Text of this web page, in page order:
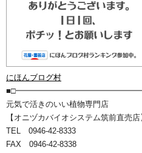
にほんブログ村
元気で活きのいい植物専門店
【オニヅカバイオシステム筑前直売店
TEL 0946-42-8333
FAX 0946-42-8338